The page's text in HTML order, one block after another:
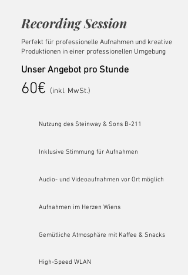
Recording Session
Perfekt für professionelle Aufnahmen und kreative
Produktionen in einer professionellen Umgebung
Unser Angebot pro Stunde
60€ (inkl. MwSt.)
Nutzung des Steinway & Sons B-211
Inklusive Stimmung für Aufnahmen
Audio- und Videoaufnahmen vor Ort möglich
Aufnahmen im Herzen Wiens
Gemütliche Atmosphäre mit Kaffee & Snacks
High-Speed WLAN